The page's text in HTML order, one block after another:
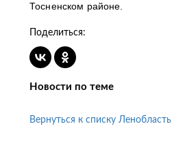
Тосненском районе.
Поделиться:
Новости по теме
Вернуться к списку Ленобласть